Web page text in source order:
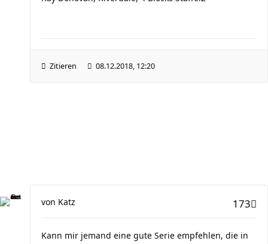
Zitieren 08.12.2018, 12:20
173
von Katz
Kann mir jemand eine gute Serie empfehlen, die in